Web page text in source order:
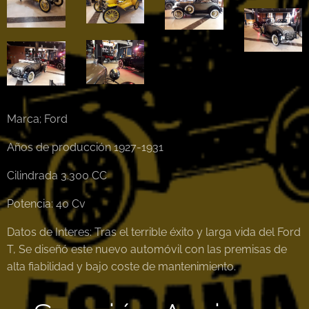
Marca; Ford
Años de producción 1927-1931
Cilindrada 3.300 CC
Potencia: 40 Cv
Datos de Interes: Tras el terrible éxito y larga vida del Ford
T, Se diseñó este nuevo automóvil con las premisas de
alta fiabilidad y bajo coste de mantenimiento.